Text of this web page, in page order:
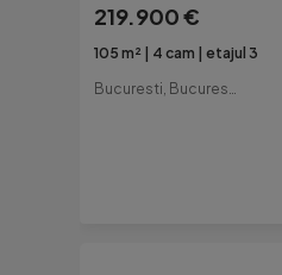
219.900 €
105 m² 4 cam
etajul 3